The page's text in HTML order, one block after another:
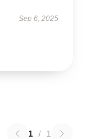
Sep 6, 2025
1 / 1